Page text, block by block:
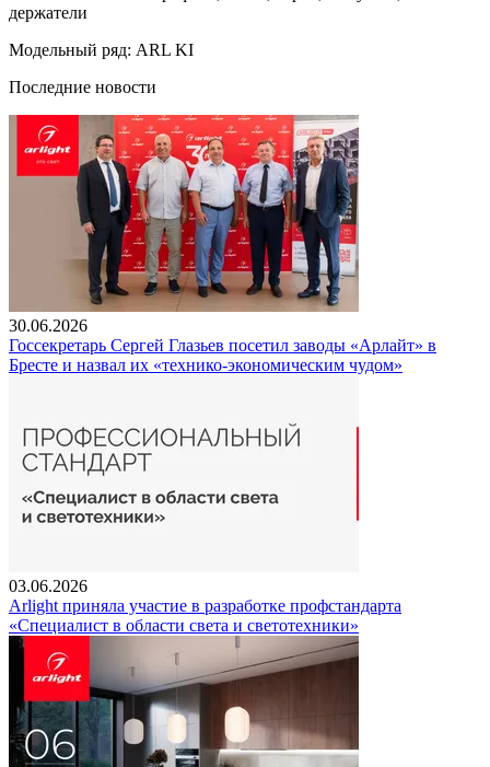
держатели
Модельный ряд: ARL KI
Последние новости
30.06.2026
Госсекретарь Сергей Глазьев посетил заводы «Арлайт» в
Бресте и назвал их «технико-экономическим чудом»
03.06.2026
Arlight приняла участие в разработке профстандарта
«Специалист в области света и светотехники»